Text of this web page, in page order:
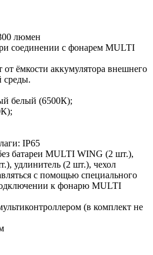
люмен
соединении с фонарем MULTI
ёмкости аккумулятора внешнего
среды.
белый (6500К);
IP65
батареи MULTI WING (2 шт.),
удлинитель (2 шт.), чехол
с помощью специального
к фонарю MULTI
(в комплект не